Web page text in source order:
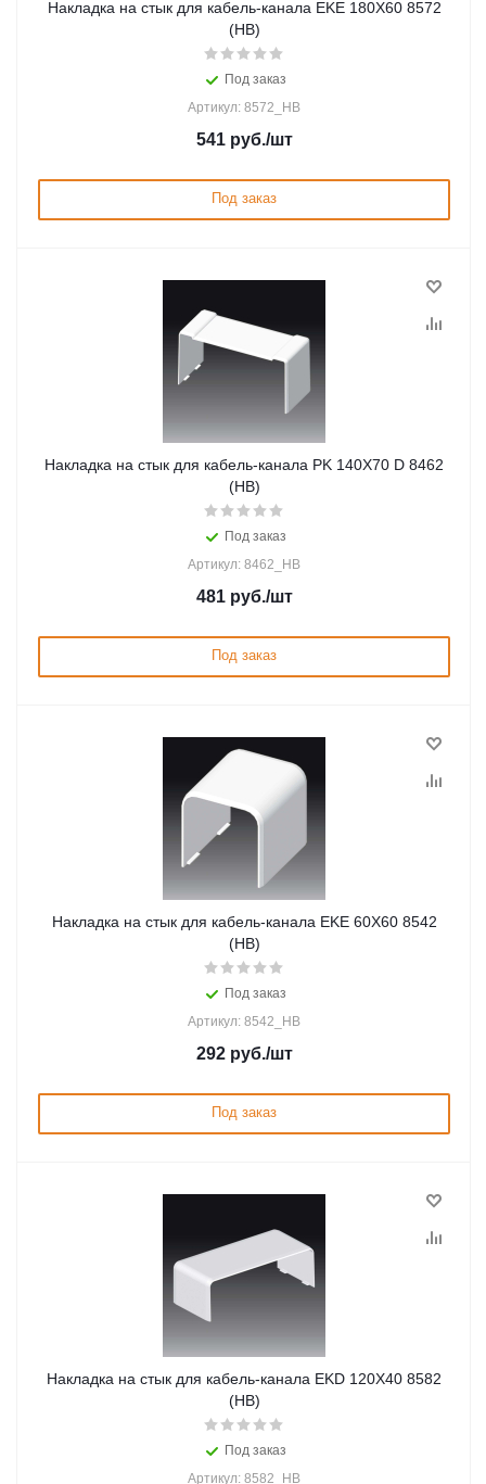
Накладка на стык для кабель-канала EKE 180X60 8572
(HB)
Под заказ
Артикул: 8572_HB
541руб./шт
Под заказ
Накладка на стык для кабель-канала PK 140X70 D 8462
(HB)
Под заказ
Артикул: 8462_HB
481руб./шт
Под заказ
Накладка на стык для кабель-канала EKE 60X60 8542
(HB)
Под заказ
Артикул: 8542_HB
292руб./шт
Под заказ
Накладка на стык для кабель-канала EKD 120X40 8582
(HB)
Под заказ
Артикул: 8582_HB